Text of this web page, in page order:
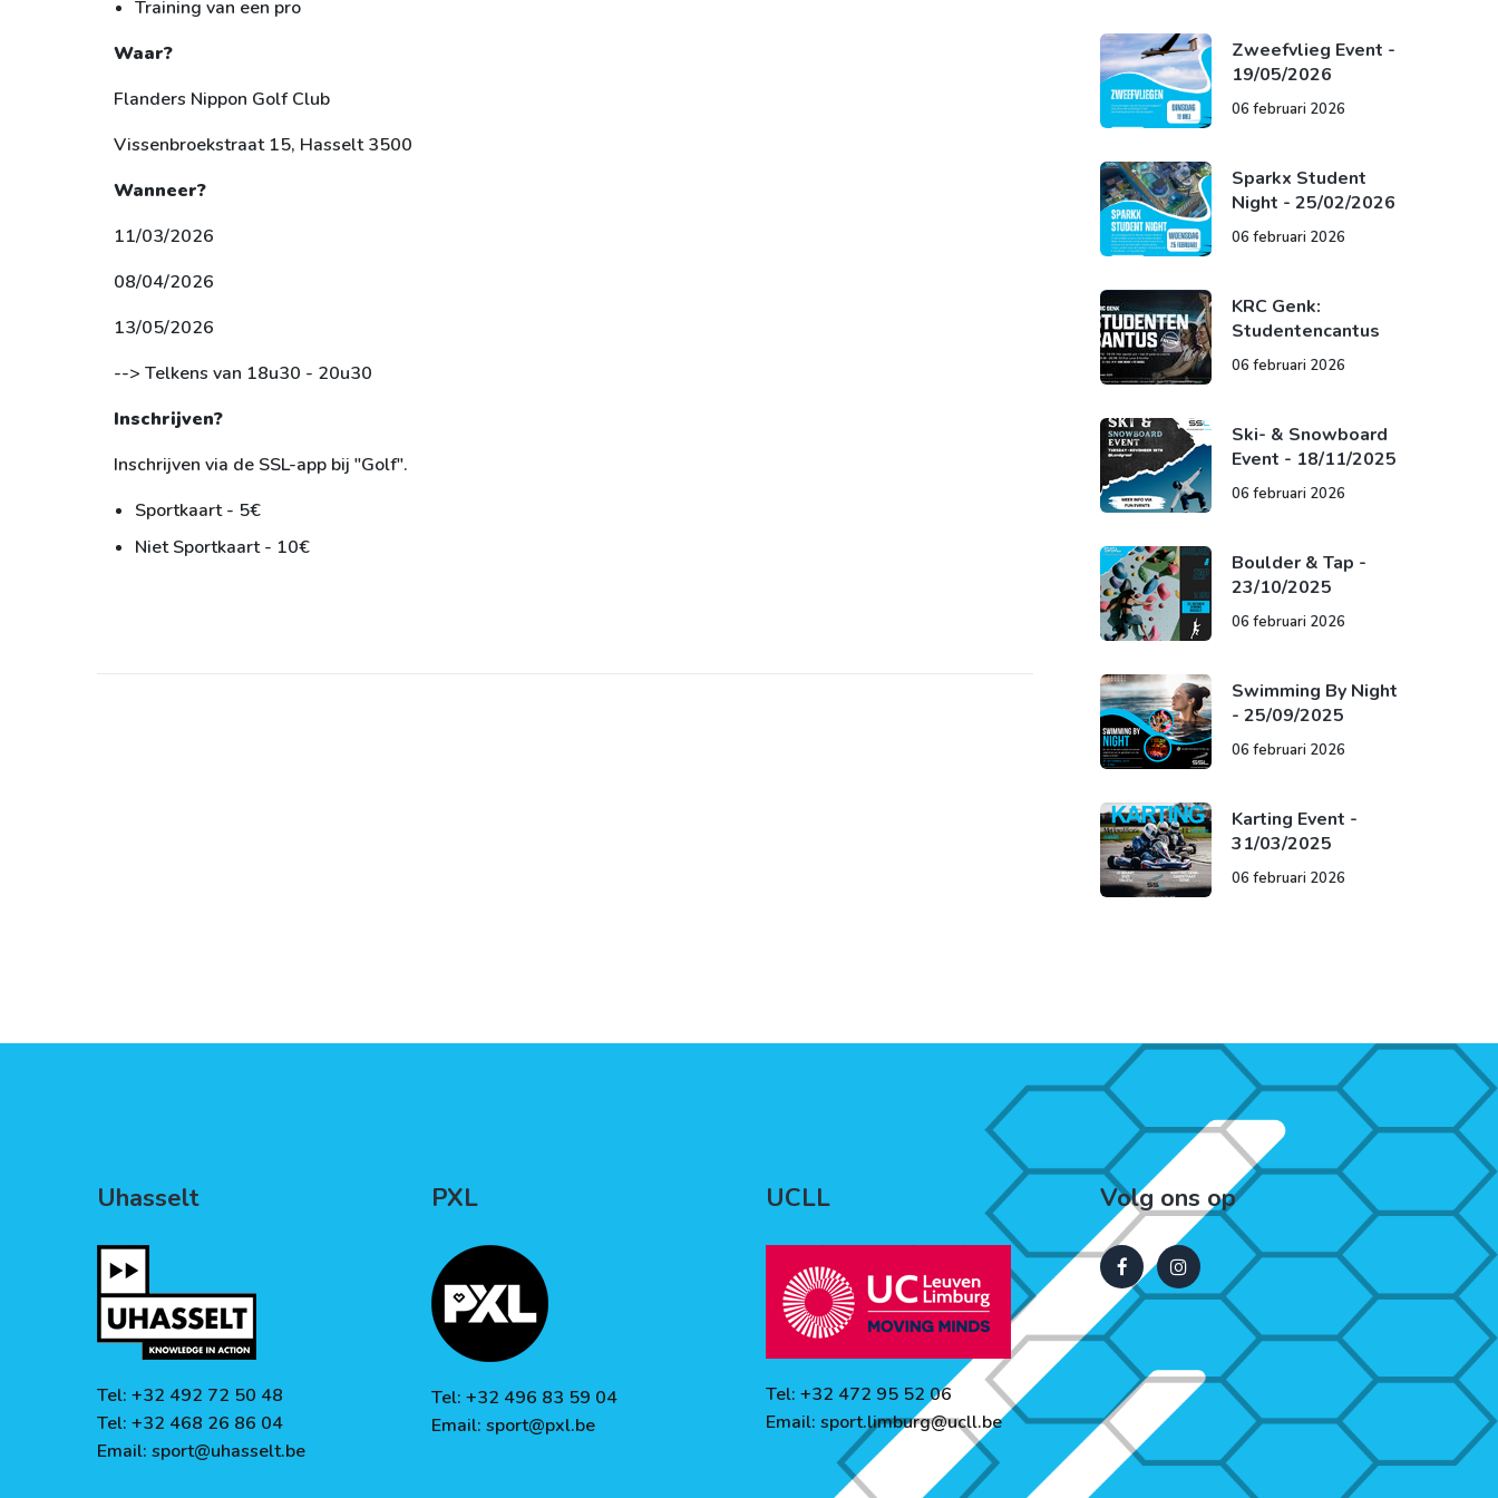
Training van een pro
Waar?
Flanders Nippon Golf Club
Vissenbroekstraat 15, Hasselt 3500
Wanneer?
11/03/2026
08/04/2026
13/05/2026
--> Telkens van 18u30 - 20u30
Inschrijven?
Inschrijven via de SSL-app bij "Golf".
Sportkaart - 5€
Niet Sportkaart - 10€
Zweefvlieg Event -
19/05/2026
06 februari 2026
Sparkx Student
Night - 25/02/2026
06 februari 2026
KRC Genk:
Studentencantus
06 februari 2026
Ski- & Snowboard
Event - 18/11/2025
06 februari 2026
Boulder & Tap -
23/10/2025
06 februari 2026
Swimming By Night
- 25/09/2025
06 februari 2026
Karting Event -
31/03/2025
06 februari 2026
Uhasselt
Tel: +32 492 72 50 48
Tel: +32 468 26 86 04
Email: sport@uhasselt.be
PXL
Tel: +32 496 83 59 04
Email: sport@pxl.be
UCLL
Tel: +32 472 95 52 06
Email: sport.limburg@ucll.be
Volg ons op